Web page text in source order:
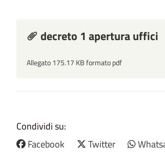
decreto 1 apertura uffici
Allegato 175.17 KB formato pdf
Condividi su:
Facebook
Twitter